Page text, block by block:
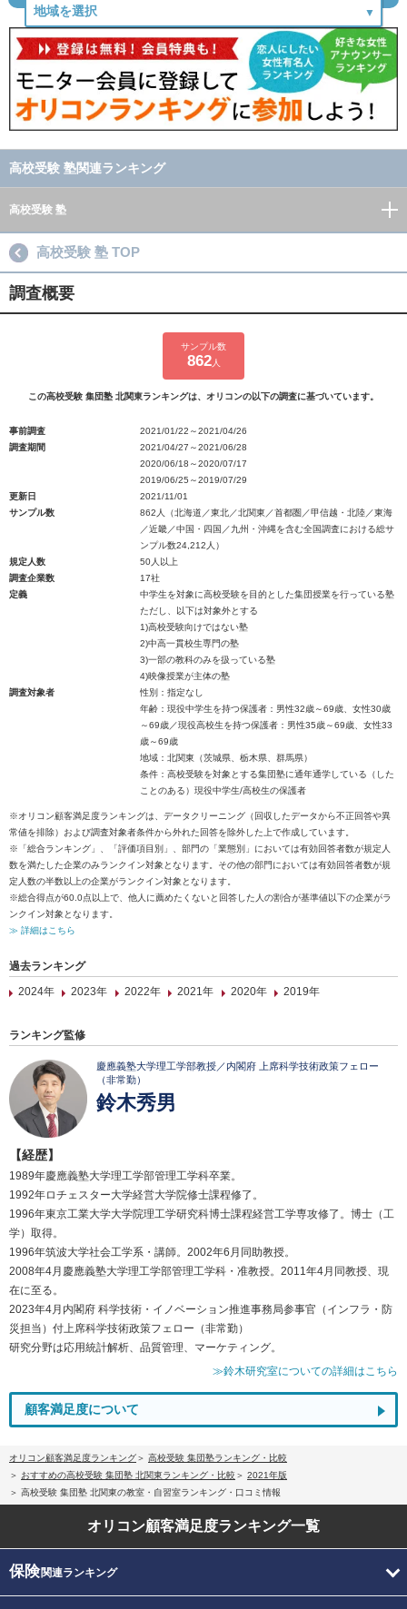
高校受験 塾関連ランキング
高校受験 塾
高校受験 塾 TOP
調査概要
サンプル数
862人
この高校受験 集団塾 北関東ランキングは、オリコンの以下の調査に基づいています。
事前調査
2021/01/22～2021/04/26
調査期間
2021/04/27～2021/06/28
2020/06/18～2020/07/17
2019/06/25～2019/07/29
更新日
2021/11/01
サンプル数
862人（北海道／東北／北関東／首都圏／甲信越・北陸／東海
／近畿／中国・四国／九州・沖縄を含む全国調査における総サ
ンプル数24,212人）
規定人数
50人以上
調査企業数
17社
定義
中学生を対象に高校受験を目的とした集団授業を行っている塾
ただし、以下は対象外とする
1)高校受験向けではない塾
2)中高一貫校生専門の塾
3)一部の教科のみを扱っている塾
4)映像授業が主体の塾
調査対象者
性別：指定なし
年齢：現役中学生を持つ保護者：男性32歳～69歳、女性30歳
～69歳／現役高校生を持つ保護者：男性35歳～69歳、女性33
歳～69歳
地域：北関東（茨城県、栃木県、群馬県）
条件：高校受験を対象とする集団塾に通年通学している（した
ことのある）現役中学生/高校生の保護者
※オリコン顧客満足度ランキングは、データクリーニング（回収したデータから不正回答や異
常値を排除）および調査対象者条件から外れた回答を除外した上で作成しています。
※「総合ランキング」、「評価項目別」、部門の「業態別」においては有効回答者数が規定人
数を満たした企業のみランクイン対象となります。その他の部門においては有効回答者数が規
定人数の半数以上の企業がランクイン対象となります。
※総合得点が60.0点以上で、他人に薦めたくないと回答した人の割合が基準値以下の企業がラ
ンクイン対象となります。
≫ 詳細はこちら
過去ランキング
2024年
2023年 2022年 2021年 2020年 2019年
ランキング監修
慶應義塾大学理工学部教授／内閣府 上席科学技術政策フェロー
（非常勤）
鈴木秀男
【経歴】
1989年慶應義塾大学理工学部管理工学科卒業。
1992年ロチェスター大学経営大学院修士課程修了。
1996年東京工業大学大学院理工学研究科博士課程経営工学専攻修了。博士（工
学）取得。
1996年筑波大学社会工学系・講師。2002年6月同助教授。
2008年4月慶應義塾大学理工学部管理工学科・准教授。2011年4月同教授、現
在に至る。
2023年4月内閣府 科学技術・イノベーション推進事務局参事官（インフラ・防
災担当）付上席科学技術政策フェロー（非常勤）
研究分野は応用統計解析、品質管理、マーケティング。
≫鈴木研究室についての詳細はこちら
顧客満足度について
オリコン顧客満足度ランキング
高校受験 集団塾ランキング・比較
おすすめの高校受験 集団塾 北関東ランキング・比較
2021年版
高校受験 集団塾 北関東の教室・自習室ランキング・口コミ情報
オリコン顧客満足度ランキング一覧
保険関連ランキング